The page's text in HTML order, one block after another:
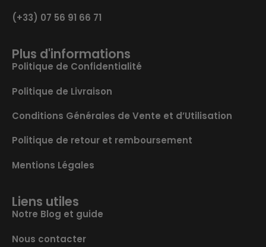
(+33) 07 56 91 66 71
Plus d'informations
Politique de Confidentialité
Politique de Livraison
Conditions Générales de Vente et d’Utilisation
Politique de retour et remboursement
Mentions Légales
Liens utiles
Notre Blog et guide
Nous contacter